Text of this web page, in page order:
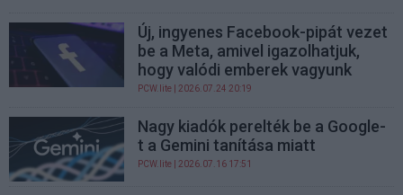
Új, ingyenes Facebook-pipát vezet
be a Meta, amivel igazolhatjuk,
hogy valódi emberek vagyunk
PCW.lite | 2026.07.24 20:19
Nagy kiadók perelték be a Google-
t a Gemini tanítása miatt
PCW.lite | 2026.07.16 17:51